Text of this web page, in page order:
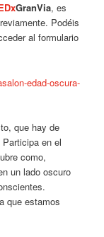
GranVia, es
Podéis
al formulario
edad-oscura-
que hay de
en el
como,
un lado oscuro
que estamos